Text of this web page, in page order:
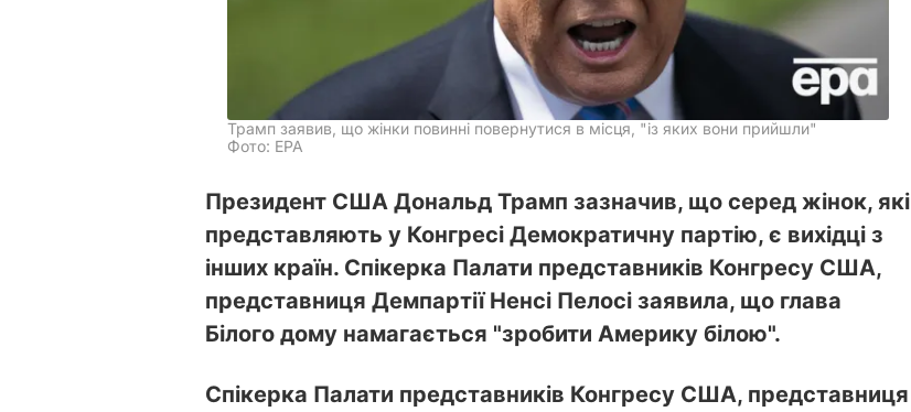
Трамп заявив, що жінки повинні повернутися в місця, "із яких вони прийшли"
Фото: ЕРА
Президент США Дональд Трамп зазначив, що серед жінок, які
представляють у Конгресі Демократичну партію, є вихідці з
інших країн. Спікерка Палати представників Конгресу США,
представниця Демпартії Ненсі Пелосі заявила, що глава
Білого дому намагається "зробити Америку білою".
Спікерка Палати представників Конгресу США, представниця